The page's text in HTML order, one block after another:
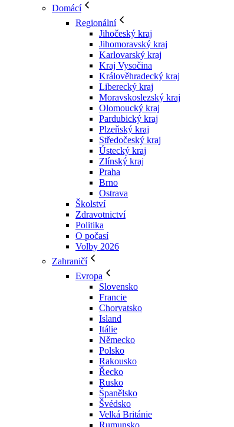
Domácí
Regionální
Jihočeský kraj
Jihomoravský kraj
Karlovarský kraj
Kraj Vysočina
Králověhradecký kraj
Liberecký kraj
Moravskoslezský kraj
Olomoucký kraj
Pardubický kraj
Plzeňský kraj
Středočeský kraj
Ústecký kraj
Zlínský kraj
Praha
Brno
Ostrava
Školství
Zdravotnictví
Politika
O počasí
Volby 2026
Zahraničí
Evropa
Slovensko
Francie
Chorvatsko
Island
Itálie
Německo
Polsko
Rakousko
Řecko
Rusko
Španělsko
Švédsko
Velká Británie
Rumunsko